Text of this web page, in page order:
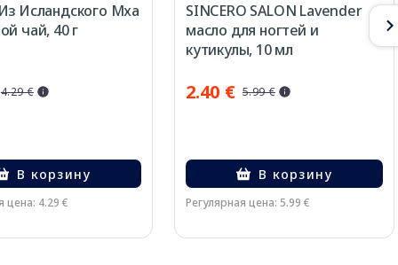
Исландского Мха
чай, 40 г
4.29 €
В корзину
цена: 4.29 €
SINCERO SALON Lavender
масло для ногтей и
кутикулы, 10 мл
2.40 € 5.99 €
В корзину
Регулярная цена: 5.99 €